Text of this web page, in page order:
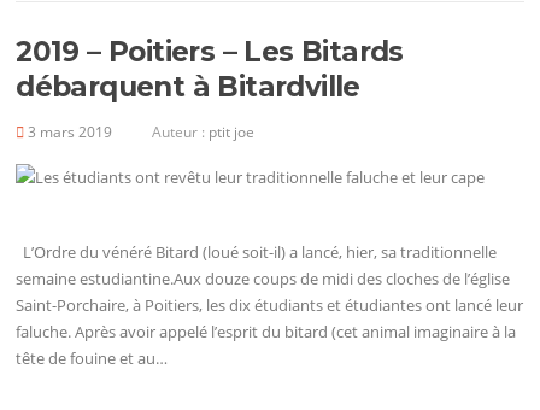
2019 – Poitiers – Les Bitards
débarquent à Bitardville
3 mars 2019 Auteur : ptit joe
L’Ordre du vénéré Bitard (loué soit-il) a lancé, hier, sa traditionnelle
semaine estudiantine.Aux douze coups de midi des cloches de l’église
Saint-Porchaire, à Poitiers, les dix étudiants et étudiantes ont lancé leur
faluche. Après avoir appelé l’esprit du bitard (cet animal imaginaire à la
tête de fouine et au…